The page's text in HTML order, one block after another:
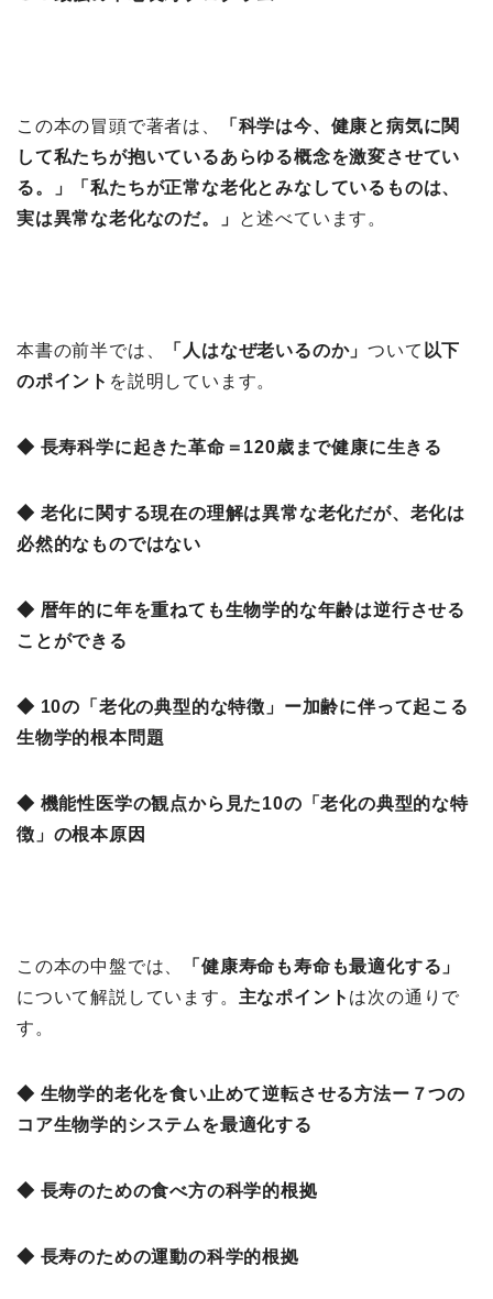
この本の冒頭で著者は、
「科学は今、健康と病気に関
して私たちが抱いているあらゆる概念を激変させてい
る。」「私たちが正常な老化とみなしているものは、
実は異常な老化なのだ。」
と述べています。
本書の前半では、 「人はなぜ老いるのか」ついて 以下
のポイント を説明しています。
◆ 長寿科学に起きた革命＝120歳まで健康に生きる
◆ 老化に関する現在の理解は異常な老化だが、老化は
必然的なものではない
◆ 暦年的に年を重ねても生物学的な年齢は逆行させる
ことができる
◆ 10の「老化の典型的な特徴」ー加齢に伴って起こる
生物学的根本問題
◆ 機能性医学の観点から見た10の「老化の典型的な特
徴」の根本原因
この本の中盤では、 「健康寿命も寿命も最適化する 」
について解説しています。 主なポイント は次の通りで
す。
◆ 生物学的老化を食い止めて逆転させる方法ー７つの
コア生物学的システムを最適化する
◆ 長寿のための食べ方の科学的根拠
◆ 長寿のための運動の科学的根拠